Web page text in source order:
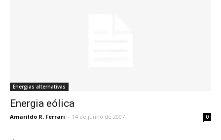
Energias alternativas
Energia eólica
Amarildo R. Ferrari - 14 de junho de 2007 0